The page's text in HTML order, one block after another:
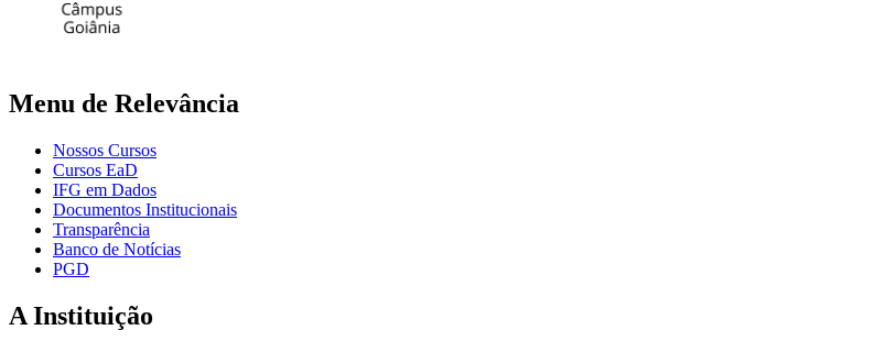
Menu de Relevância
Nossos Cursos
Cursos EaD
IFG em Dados
Documentos Institucionais
Transparência
Banco de Notícias
PGD
A Instituição